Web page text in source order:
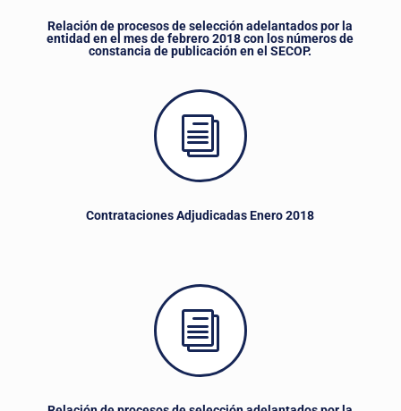
Relación de procesos de selección adelantados por la
entidad en el mes de febrero 2018 con los números de
constancia de publicación en el SECOP.
i
Contrataciones Adjudicadas Enero 2018
i